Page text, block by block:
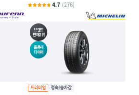
4.7 (276)
브랜드
판매2위
흡음재
타이어